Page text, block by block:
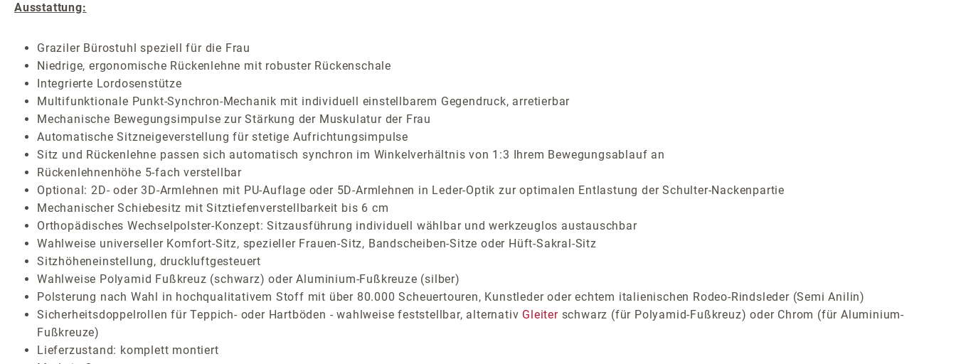
Ausstattung:
Graziler Bürostuhl speziell für die Frau
Niedrige, ergonomische Rückenlehne mit robuster Rückenschale
Integrierte Lordosenstütze
Multifunktionale Punkt-Synchron-Mechanik mit individuell einstellbarem Gegendruck, arretierbar
Mechanische Bewegungsimpulse zur Stärkung der Muskulatur der Frau
Automatische Sitzneigeverstellung für stetige Aufrichtungsimpulse
Sitz und Rückenlehne passen sich automatisch synchron im Winkelverhältnis von 1:3 Ihrem Bewegungsablauf an
Rückenlehnenhöhe 5-fach verstellbar
Optional: 2D- oder 3D-Armlehnen mit PU-Auflage oder 5D-Armlehnen in Leder-Optik zur optimalen Entlastung der Schulter-Nackenpartie
Mechanischer Schiebesitz mit Sitztiefenverstellbarkeit bis 6 cm
Orthopädisches Wechselpolster-Konzept: Sitzausführung individuell wählbar und werkzeuglos austauschbar
Wahlweise universeller Komfort-Sitz, spezieller Frauen-Sitz, Bandscheiben-Sitze oder Hüft-Sakral-Sitz
Sitzhöheneinstellung, druckluftgesteuert
Wahlweise Polyamid Fußkreuz (schwarz) oder Aluminium-Fußkreuze (silber)
Polsterung nach Wahl in hochqualitativem Stoff mit über 80.000 Scheuertouren, Kunstleder oder echtem italienischen Rodeo-Rindsleder (Semi Anilin)
Sicherheitsdoppelrollen für Teppich- oder Hartböden - wahlweise feststellbar, alternativ Gleiterschwarz (für Polyamid-Fußkreuz) oder Chrom (für Aluminium-
Fußkreuze)
Lieferzustand: komplett montiert